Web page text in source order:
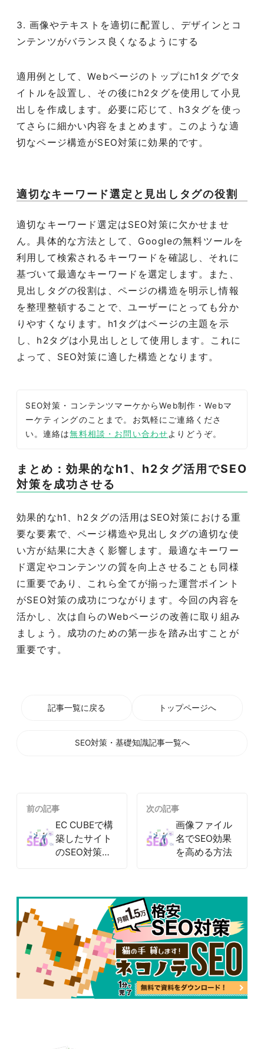
3. 画像やテキストを適切に配置し、デザインとコ
ンテンツがバランス良くなるようにする
適用例として、Webページのトップにh1タグでタ
イトルを設置し、その後にh2タグを使用して小見
出しを作成します。必要に応じて、h3タグを使っ
てさらに細かい内容をまとめます。このような適
切なページ構造がSEO対策に効果的です。
適切なキーワード選定と見出しタグの役割
適切なキーワード選定はSEO対策に欠かせませ
ん。具体的な方法として、Googleの無料ツールを
利用して検索されるキーワードを確認し、それに
基づいて最適なキーワードを選定します。また、
見出しタグの役割は、ページの構造を明示し情報
を整理整頓することで、ユーザーにとっても分か
りやすくなります。h1タグはページの主題を示
し、h2タグは小見出しとして使用します。これに
よって、SEO対策に適した構造となります。
SEO対策・コンテンツマーケからWeb制作・Webマ
ーケティングのことまで。お気軽にご連絡くださ
い。連絡は無料相談・お問い合わせよりどうぞ。
まとめ：効果的なh1、h2タグ活用でSEO
対策を成功させる
効果的なh1、h2タグの活用はSEO対策における重
要な要素で、ページ構造や見出しタグの適切な使
い方が結果に大きく影響します。最適なキーワー
ド選定やコンテンツの質を向上させることも同様
に重要であり、これら全てが揃った運営ポイント
がSEO対策の成功につながります。今回の内容を
活かし、次は自らのWebページの改善に取り組み
ましょう。成功のための第一歩を踏み出すことが
重要です。
記事一覧に戻る トップページへ
SEO対策・基礎知識記事一覧へ
前の記事
EC CUBEで構
築したサイト
のSEO対策
次の記事
画像ファイル
名でSEO効果
を高める方法